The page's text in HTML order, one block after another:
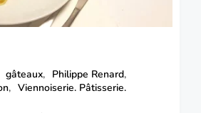
gâteaux
Philippe Renard
Viennoiserie. Pâtisserie.